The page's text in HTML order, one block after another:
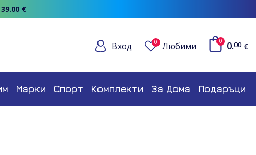
€
Вход 0 Любими 0 0.00 €
Марки Спорт Комплекти За Дома Подаръци